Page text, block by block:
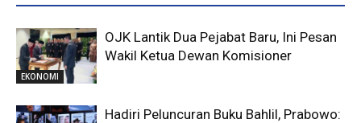
EKONOMI
OJK Lantik Dua Pejabat Baru, Ini Pesan
Wakil Ketua Dewan Komisioner
Hadiri Peluncuran Buku Bahlil, Prabowo: